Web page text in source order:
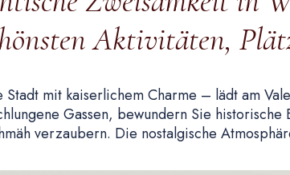
Aktivitäten,
mit kaiserlichem Charme – lädt am
Gassen, bewundern Sie
verzaubern. Die nostalgische